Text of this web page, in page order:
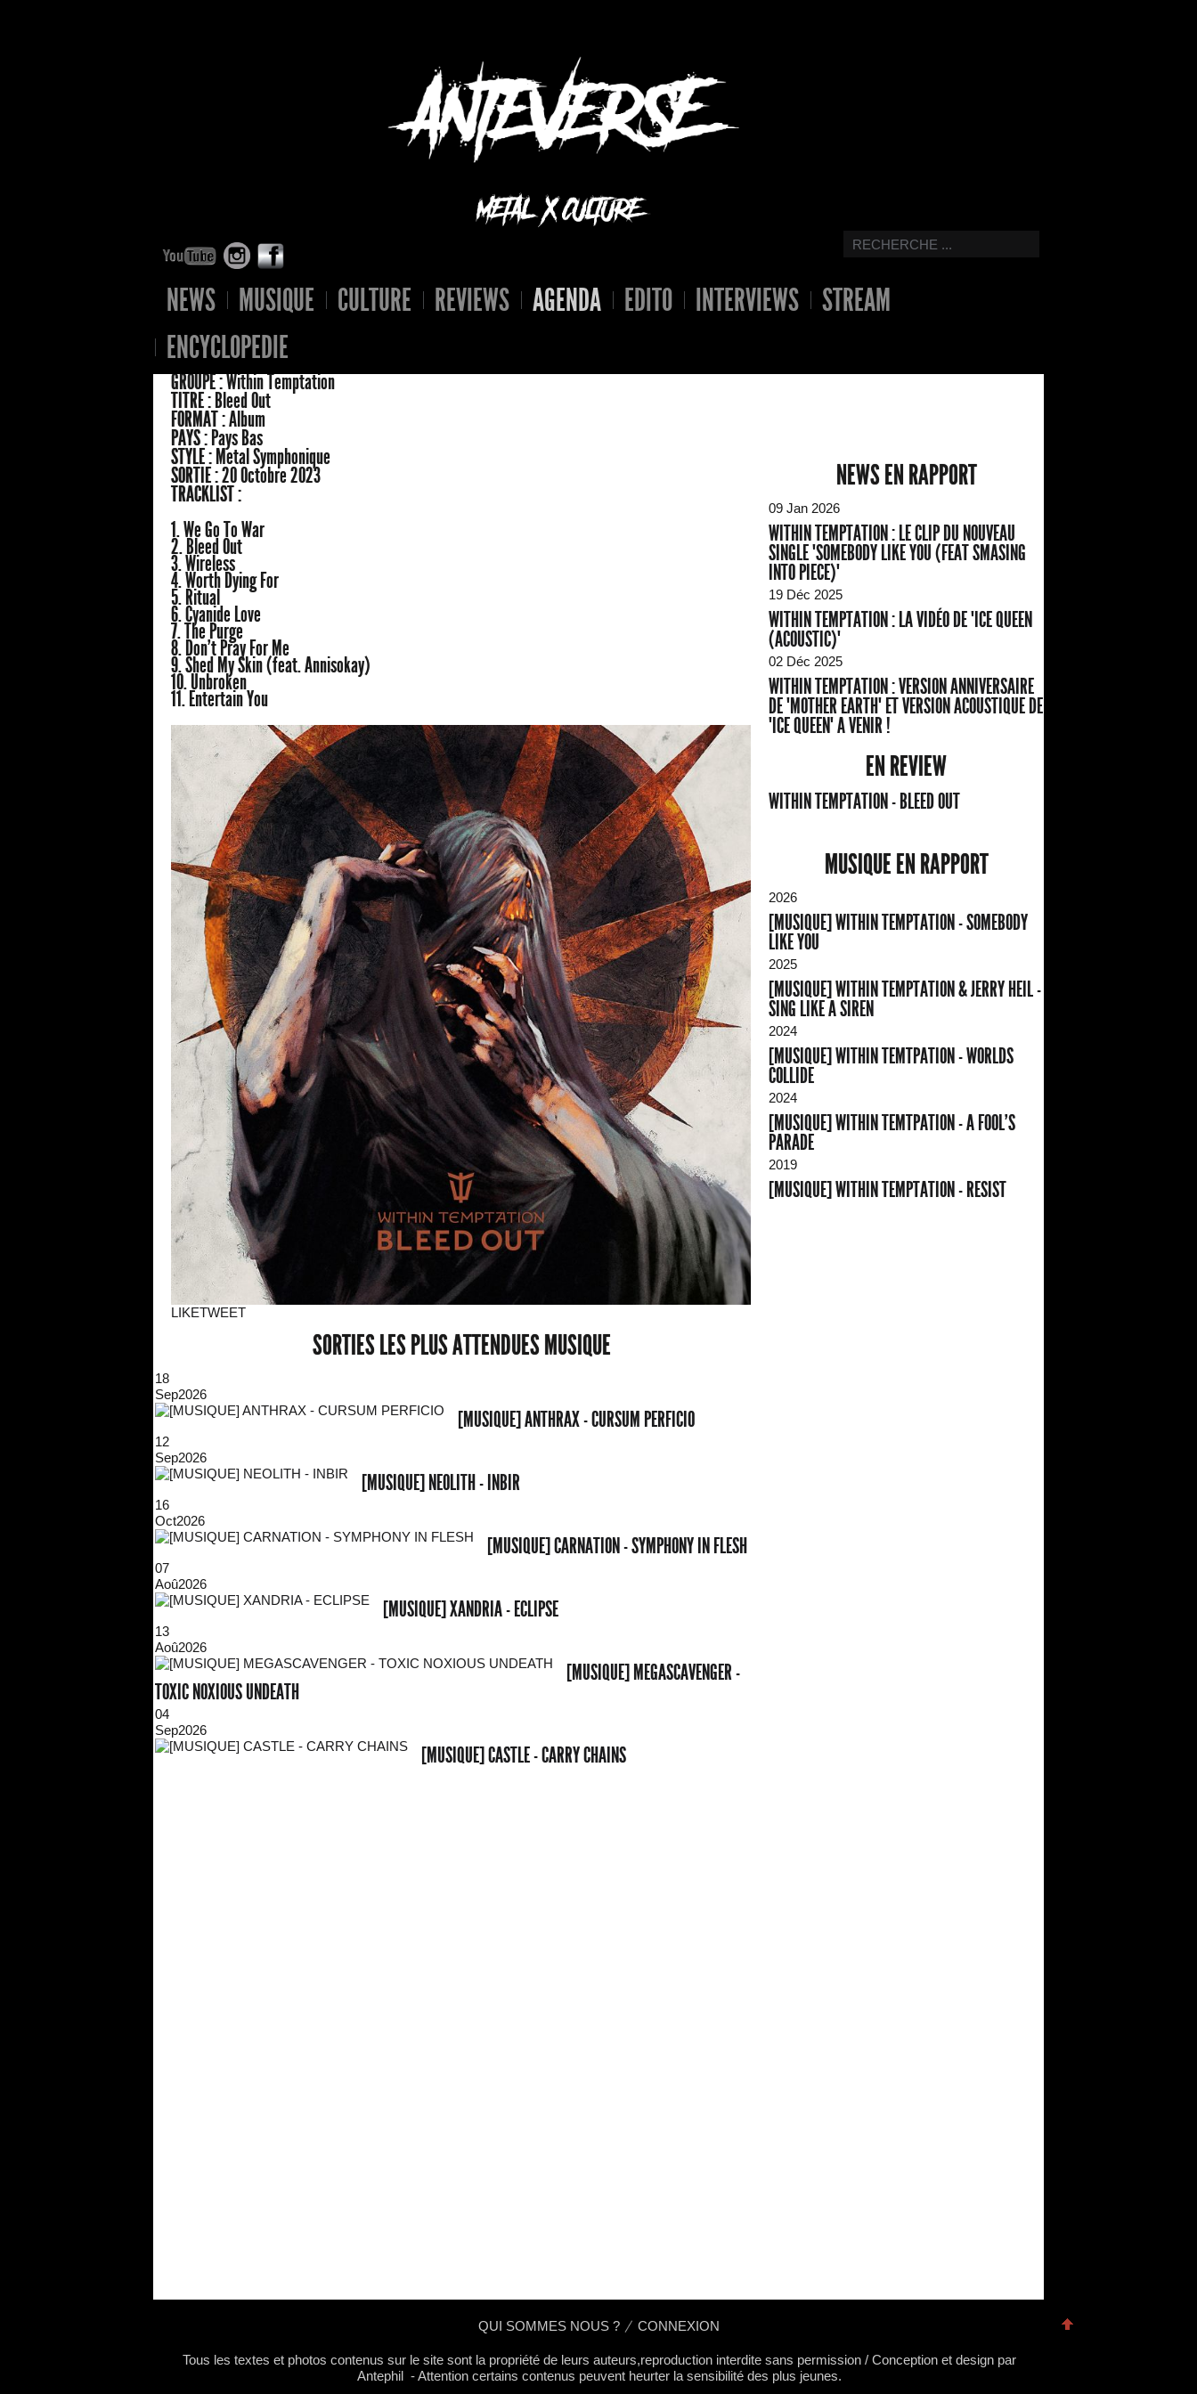
NEWS MUSIQUE CULTURE REVIEWS AGENDA EDITO INTERVIEWS
STREAM
ENCYCLOPEDIE
GROUPE :Within Temptation
TITRE : Bleed Out
FORMAT :Album
PAYS : Pays Bas
STYLE : Metal Symphonique
SORTIE :20 Octobre 2023
TRACKLIST :
1. We Go To War
2. Bleed Out
3. Wireless
4. Worth Dying For
5. Ritual
6. Cyanide Love
7. The Purge
8. Don't Pray For Me
9. Shed My Skin (feat. Annisokay)
10. Unbroken
11. Entertain You
LIKETWEET
SORTIES LES PLUS ATTENDUES MUSIQUE
18
Sep2026
[MUSIQUE] ANTHRAX - CURSUM PERFICIO
12
Sep2026
[MUSIQUE] NEOLITH - INBIR
16
Oct2026
[MUSIQUE] CARNATION - SYMPHONY IN FLESH
07
Aoû2026
[MUSIQUE] XANDRIA - ECLIPSE
13
Aoû2026
[MUSIQUE] MEGASCAVENGER -
TOXIC NOXIOUS UNDEATH
04
Sep2026
[MUSIQUE] CASTLE - CARRY CHAINS
NEWS EN RAPPORT
09 Jan 2026
WITHIN TEMPTATION : LE CLIP DU NOUVEAU
SINGLE "SOMEBODY LIKE YOU (FEAT SMASING
INTO PIECE)"
19 Déc 2025
WITHIN TEMPTATION : LA VIDÉO DE "ICE QUEEN
(ACOUSTIC)"
02 Déc 2025
WITHIN TEMPTATION : VERSION ANNIVERSAIRE
DE "MOTHER EARTH" ET VERSION ACOUSTIQUE DE
"ICE QUEEN" A VENIR !
EN REVIEW
WITHIN TEMPTATION - BLEED OUT
MUSIQUE EN RAPPORT
2026
[MUSIQUE] WITHIN TEMPTATION - SOMEBODY
LIKE YOU
2025
[MUSIQUE] WITHIN TEMPTATION & JERRY HEIL -
SING LIKE A SIREN
2024
[MUSIQUE] WITHIN TEMTPATION - WORLDS
COLLIDE
2024
[MUSIQUE] WITHIN TEMTPATION - A FOOL'S
PARADE
2019
[MUSIQUE] WITHIN TEMPTATION - RESIST
QUI SOMMES NOUS ? CONNEXION
Tous les textes et photos contenus sur le site sont la propriété de leurs auteurs,reproduction interdite sans permission / Conception et design par
Antephil - Attention certains contenus peuvent heurter la sensibilité des plus jeunes.